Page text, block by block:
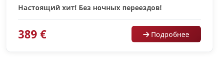
Настоящий хит! Без ночных переездов!
389 € Подробнее